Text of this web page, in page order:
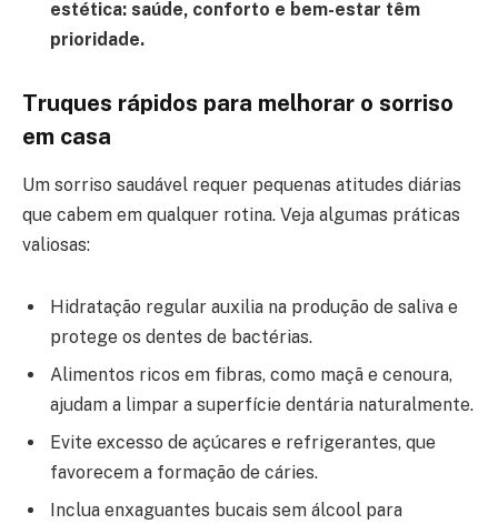
estética: saúde, conforto e bem-estar têm
prioridade.
Truques rápidos para melhorar o sorriso
em casa
Um sorriso saudável requer pequenas atitudes diárias
que cabem em qualquer rotina. Veja algumas práticas
valiosas:
Hidratação regular auxilia na produção de saliva e
protege os dentes de bactérias.
Alimentos ricos em fibras, como maçã e cenoura,
ajudam a limpar a superfície dentária naturalmente.
Evite excesso de açúcares e refrigerantes, que
favorecem a formação de cáries.
Inclua enxaguantes bucais sem álcool para